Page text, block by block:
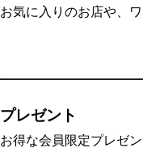
お気に入りのお店や、
プレゼント
お得な会員限定プレゼ